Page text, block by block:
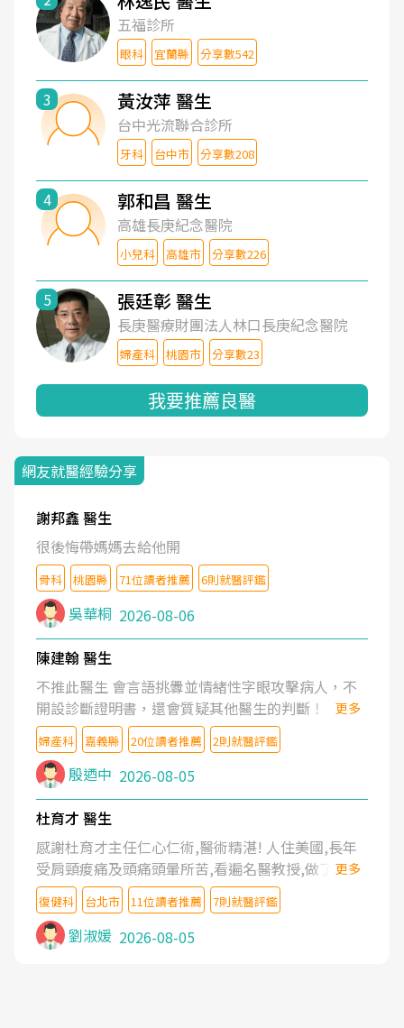
五福診所
眼科 宜蘭縣 分享數542
3 黃汝萍 醫生
台中光流聯合診所
牙科 台中市 分享數208
4 郭和昌 醫生
高雄長庚紀念醫院
小兒科 高雄市 分享數226
5 張廷彰 醫生
長庚醫療財團法人林口長庚紀念醫院
婦產科 桃園市 分享數23
我要推薦良醫
網友就醫經驗分享
謝邦鑫 醫生
很後悔帶媽媽去給他開
骨科 桃園縣 71位讀者推薦 6則就醫評鑑
吳華桐 2026-08-06
陳建翰 醫生
不推此醫生 會言語挑釁並情緒性字眼攻擊病人，不
開設診斷證明書，還會質疑其他醫生的判斷！
更多
婦產科 嘉義縣 20位讀者推薦 2則就醫評鑑
殷迺中 2026-08-05
杜育才 醫生
感謝杜育才主任仁心仁術,醫術精湛! 人住美國,長年
受肩頸痠痛及頭痛頭暈所苦,看遍名醫教授,做了各種
檢查,也嘗試過西醫打針,中醫針灸及物理徒手治療都
沒有用,後來連吃到嗎啡類止痛藥都效果有限,只是壓
症狀,沒多久就痛起來,多年失眠嚴重影響生活品質.
台灣親友介紹忠孝醫院杜育才主任是頸頭症候群專
更多
復健科 台北市 11位讀者推薦 7則就醫評鑑
劉淑媛 2026-08-05